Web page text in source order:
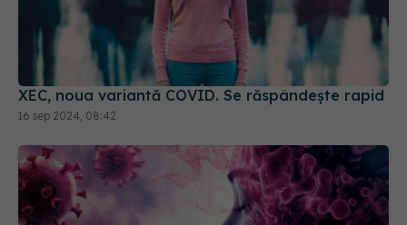
XEC, noua variantă COVID. Se răspândește rapid
16 sep 2024, 08:42